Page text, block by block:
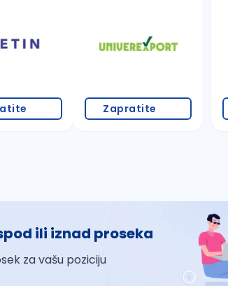
Zapratite
ili iznad proseka
za vašu poziciju